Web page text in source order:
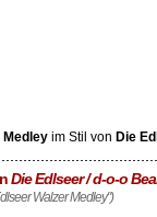
Medleyim Stil von Die
Die Edlseer / d-o-o
Walzer Medley")